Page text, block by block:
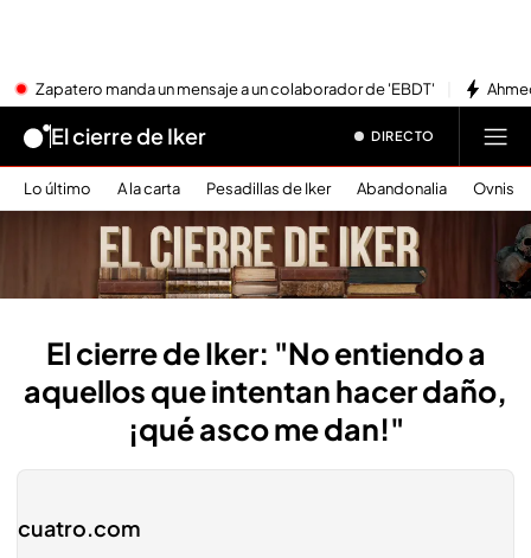
Zapatero manda un mensaje a un colaborador de 'EBDT'
El cierre de Iker DIRECTO
Lo último A la carta Pesadillas de Iker Abandonalia Ovnis
El cierre de Iker: "No entiendo a
aquellos que intentan hacer daño,
¡qué asco me dan!"
cuatro.com